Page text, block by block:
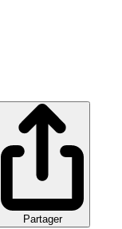
Partager